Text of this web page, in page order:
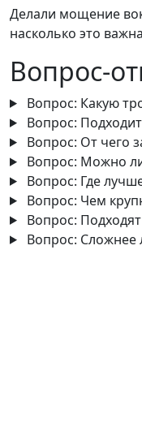
Делали мощение
насколько это
Вопрос-
Вопрос: Какую
Вопрос:
Вопрос: От чего
Вопрос: Можно
Вопрос: Где
Вопрос: Чем
Вопрос:
Вопрос: Сложнее